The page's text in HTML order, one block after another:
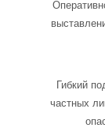
Гибкий
частных